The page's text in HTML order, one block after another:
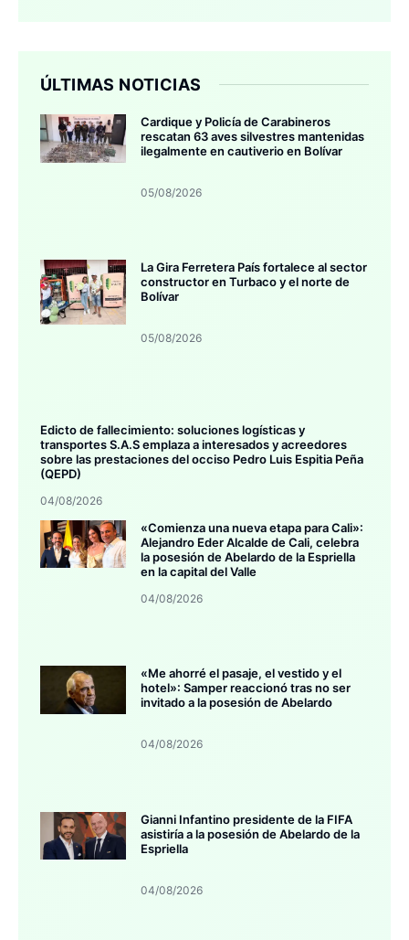
ÚLTIMAS NOTICIAS
Cardique y Policía de Carabineros
rescatan 63 aves silvestres mantenidas
ilegalmente en cautiverio en Bolívar
05/08/2026
La Gira Ferretera País fortalece al sector
constructor en Turbaco y el norte de
Bolívar
05/08/2026
Edicto de fallecimiento: soluciones logísticas y
transportes S.A.S emplaza a interesados y acreedores
sobre las prestaciones del occiso Pedro Luis Espitia Peña
(QEPD)
04/08/2026
«Comienza una nueva etapa para Cali»:
Alejandro Eder Alcalde de Cali, celebra
la posesión de Abelardo de la Espriella
en la capital del Valle
04/08/2026
«Me ahorré el pasaje, el vestido y el
hotel»: Samper reaccionó tras no ser
invitado a la posesión de Abelardo
04/08/2026
Gianni Infantino presidente de la FIFA
asistiría a la posesión de Abelardo de la
Espriella
04/08/2026